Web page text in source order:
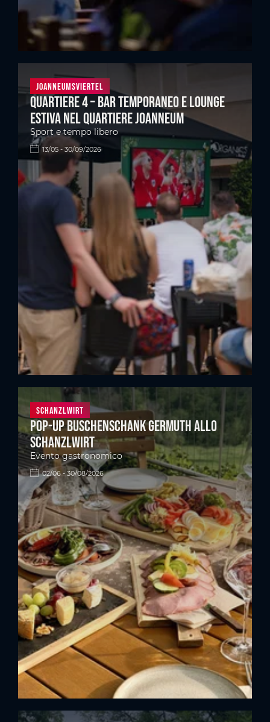
Joanneumsviertel
Quartiere 4 – Bar temporaneo e lounge
estiva nel quartiere Joanneum
Sport e tempo libero
13/05 - 30/09/2026
Schanzlwirt
Pop-up Buschenschank Germuth allo
Schanzlwirt
Evento gastronomico
02/06 - 30/08/2026